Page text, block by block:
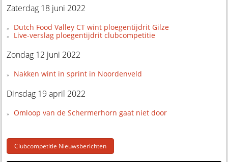
Zaterdag 18 juni 2022
Dutch Food Valley CT wint ploegentijdrit Gilze
Live-verslag ploegentijdrit clubcompetitie
Zondag 12 juni 2022
Nakken wint in sprint in Noordenveld
Dinsdag 19 april 2022
Omloop van de Schermerhorn gaat niet door
Clubcompetitie Nieuwsberichten